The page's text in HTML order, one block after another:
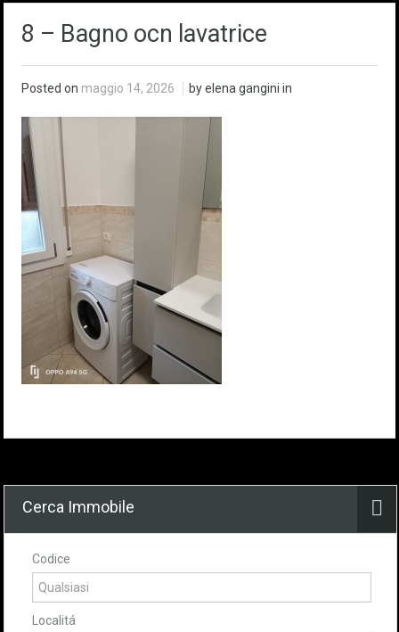
8 – Bagno ocn lavatrice
Posted on maggio 14, 2026 by elena gangini in
Cerca Immobile
Codice
Localitá